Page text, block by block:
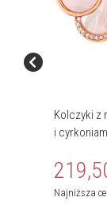
Kolczyki z
i
Najniższa